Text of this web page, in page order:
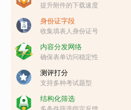
提升附件的下载速度
身份证字段
收集填表人身份证号
内容分发网络
确保表单访问稳定性
测评打分
支持多种考试题型
结构化筛选